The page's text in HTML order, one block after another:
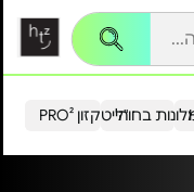
הייטקזון PRO²בחו"ל